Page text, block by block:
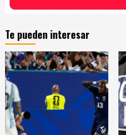
Te pueden interesar